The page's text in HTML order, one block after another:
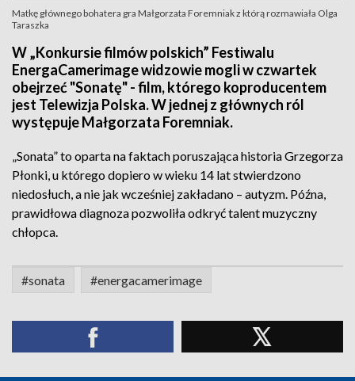
Matkę głównego bohatera gra Małgorzata Foremniak z którą rozmawiała Olga
Taraszka
W „Konkursie filmów polskich” Festiwalu
EnergaCamerimage widzowie mogli w czwartek
obejrzeć "Sonatę" - film, którego koproducentem
jest Telewizja Polska. W jednej z głównych ról
występuje Małgorzata Foremniak.
„Sonata” to oparta na faktach poruszająca historia Grzegorza
Płonki, u którego dopiero w wieku 14 lat stwierdzono
niedosłuch, a nie jak wcześniej zakładano – autyzm. Późna,
prawidłowa diagnoza pozwoliła odkryć talent muzyczny
chłopca.
#sonata #energacamerimage